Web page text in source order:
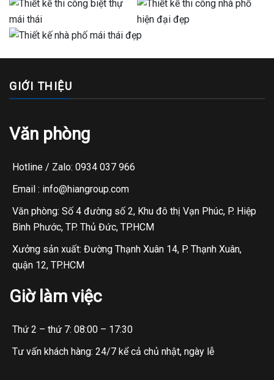
GIỚI THIỆU
Văn phòng
Hotline / Zalo: 0934 037 966
Email : info@hiangroup.com
Văn phòng: Số 4 đường số 2, Khu đô thị Vạn Phúc, P. Hiệp
Bình Phước, TP. Thủ Đức, TP.HCM
Xưởng sản xuất: Đường Thạnh Xuân 14, P. Thạnh Xuân,
quận 12, TP.HCM
Giờ làm việc
Thứ 2 – thứ 7: 08:00 – 17:30
Tư vấn khách hàng: 24/7 kể cả chủ nhật, ngày lễ